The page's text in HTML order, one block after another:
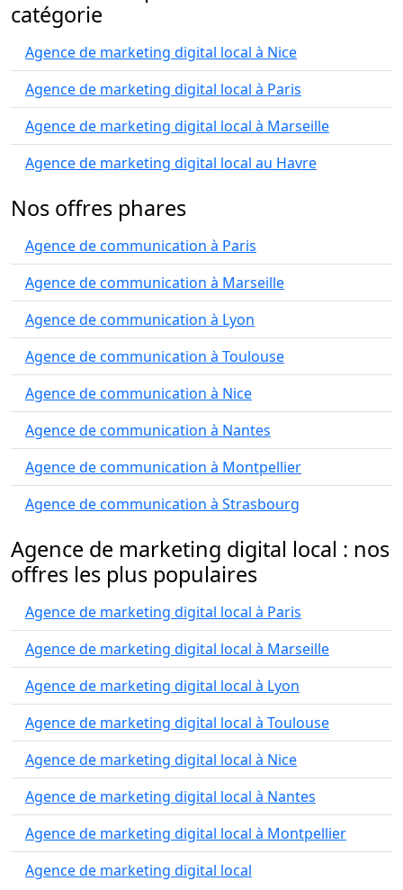
catégorie
Agence de marketing digital local à Nice
Agence de marketing digital local à Paris
Agence de marketing digital local à Marseille
Agence de marketing digital local au Havre
Nos offres phares
Agence de communication à Paris
Agence de communication à Marseille
Agence de communication à Lyon
Agence de communication à Toulouse
Agence de communication à Nice
Agence de communication à Nantes
Agence de communication à Montpellier
Agence de communication à Strasbourg
Agence de marketing digital local : nos
offres les plus populaires
Agence de marketing digital local à Paris
Agence de marketing digital local à Marseille
Agence de marketing digital local à Lyon
Agence de marketing digital local à Toulouse
Agence de marketing digital local à Nice
Agence de marketing digital local à Nantes
Agence de marketing digital local à Montpellier
Agence de marketing digital local